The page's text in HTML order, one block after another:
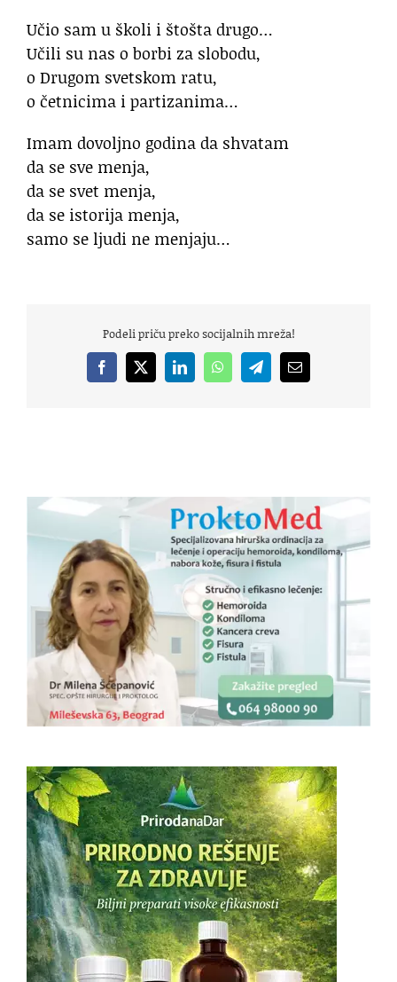
Učio sam u školi i štošta drugo…
Učili su nas o borbi za slobodu,
o Drugom svetskom ratu,
o četnicima i partizanima…
Imam dovoljno godina da shvatam
da se sve menja,
da se svet menja,
da se istorija menja,
samo se ljudi ne menjaju…
Podeli priču preko socijalnih mreža!
Facebook
X LinkedInWhatsAppTelegramEmail